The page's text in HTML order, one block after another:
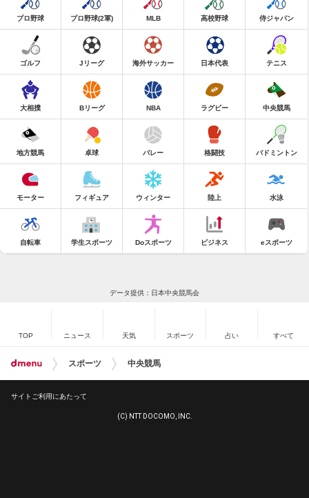
プロ野球 プロ野球(2軍) MLB 高校野球 侍ジャパン
ゴルフ Jリーグ 海外サッカー 日本代表 テニス
大相撲 Bリーグ NBA ラグビー 中央競馬
地方競馬 卓球 バレー 格闘技 バドミントン
モーター フィギュア ウィンター 陸上 水泳
自転車 学生スポーツ Doスポーツ ビジネス eスポーツ
データ提供：日本中央競馬会
TOP ニュース 天気 スポーツ 占い すべて
スポーツ 中央競馬
サイトご利用にあたって
(C) NTT DOCOMO, INC.